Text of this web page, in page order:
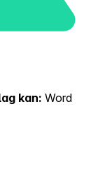
kan: Word